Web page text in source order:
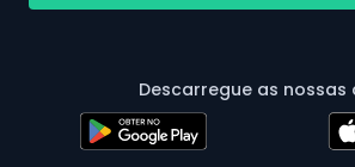
Descarregue as nossas